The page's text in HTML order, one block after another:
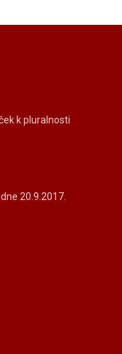
k pluralnosti
20.9.2017.